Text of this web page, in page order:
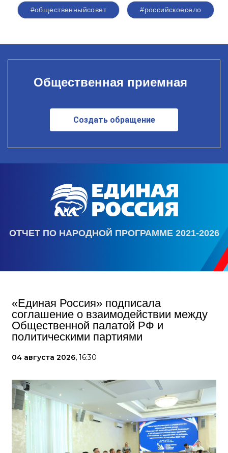
#общественныйсовет #российскоесело
Общественная приемная
Создать обращение
ОТЧЕТ ПО НАРОДНОЙ ПРОГРАММЕ 2021-2026
«Единая Россия» подписала
соглашение о взаимодействии между
Общественной палатой РФ и
политическими партиями
04 августа 2026, 16:30